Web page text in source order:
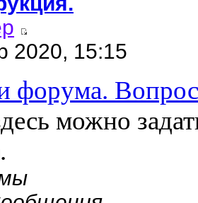
2020, 15:15
форума.
можно